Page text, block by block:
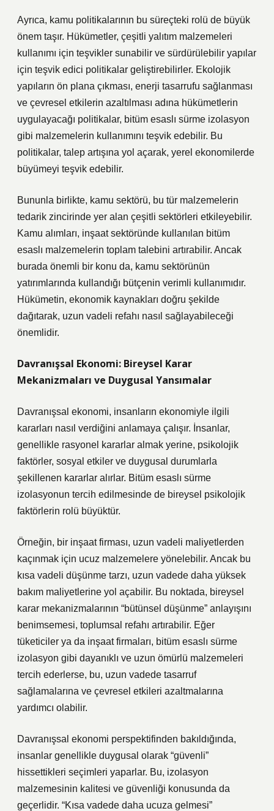
Ayrıca, kamu politikalarının bu süreçteki rolü de büyük
önem taşır. Hükümetler, çeşitli yalıtım malzemeleri
kullanımı için teşvikler sunabilir ve sürdürülebilir yapılar
için teşvik edici politikalar geliştirebilirler. Ekolojik
yapıların ön plana çıkması, enerji tasarrufu sağlanması
ve çevresel etkilerin azaltılması adına hükümetlerin
uygulayacağı politikalar, bitüm esaslı sürme izolasyon
gibi malzemelerin kullanımını teşvik edebilir. Bu
politikalar, talep artışına yol açarak, yerel ekonomilerde
büyümeyi teşvik edebilir.
Bununla birlikte, kamu sektörü, bu tür malzemelerin
tedarik zincirinde yer alan çeşitli sektörleri etkileyebilir.
Kamu alımları, inşaat sektöründe kullanılan bitüm
esaslı malzemelerin toplam talebini artırabilir. Ancak
burada önemli bir konu da, kamu sektörünün
yatırımlarında kullandığı bütçenin verimli kullanımıdır.
Hükümetin, ekonomik kaynakları doğru şekilde
dağıtarak, uzun vadeli refahı nasıl sağlayabileceği
önemlidir.
Davranışsal Ekonomi: Bireysel Karar
Mekanizmaları ve Duygusal Yansımalar
Davranışsal ekonomi, insanların ekonomiyle ilgili
kararları nasıl verdiğini anlamaya çalışır. İnsanlar,
genellikle rasyonel kararlar almak yerine, psikolojik
faktörler, sosyal etkiler ve duygusal durumlarla
şekillenen kararlar alırlar. Bitüm esaslı sürme
izolasyonun tercih edilmesinde de bireysel psikolojik
faktörlerin rolü büyüktür.
Örneğin, bir inşaat firması, uzun vadeli maliyetlerden
kaçınmak için ucuz malzemelere yönelebilir. Ancak bu
kısa vadeli düşünme tarzı, uzun vadede daha yüksek
bakım maliyetlerine yol açabilir. Bu noktada, bireysel
karar mekanizmalarının “bütünsel düşünme” anlayışını
benimsemesi, toplumsal refahı artırabilir. Eğer
tüketiciler ya da inşaat firmaları, bitüm esaslı sürme
izolasyon gibi dayanıklı ve uzun ömürlü malzemeleri
tercih ederlerse, bu, uzun vadede tasarruf
sağlamalarına ve çevresel etkileri azaltmalarına
yardımcı olabilir.
Davranışsal ekonomi perspektifinden bakıldığında,
insanlar genellikle duygusal olarak “güvenli”
hissettikleri seçimleri yaparlar. Bu, izolasyon
malzemesinin kalitesi ve güvenliği konusunda da
geçerlidir. “Kısa vadede daha ucuza gelmesi”